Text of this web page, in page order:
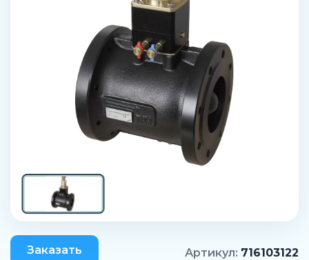
Заказать Артикул: 716103122